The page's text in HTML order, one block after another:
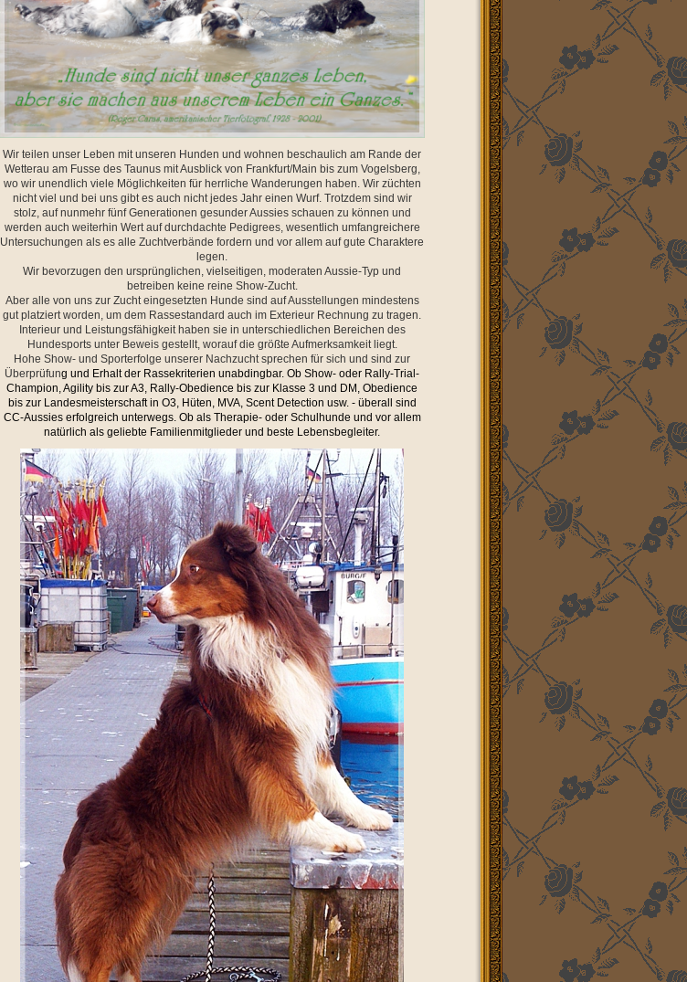
Wir teilen unser Leben mit unseren Hunden und wohnen beschaulich am Rande der
Wetterau am Fusse des Taunus mit Ausblick von Frankfurt/Main bis zum Vogelsberg,
wo wir unendlich viele Möglichkeiten für herrliche Wanderungen haben. Wir züchten
nicht viel und bei uns gibt es auch nicht jedes Jahr einen Wurf. Trotzdem sind wir
stolz, auf nunmehr fünf Generationen gesunder Aussies schauen zu können und
werden auch weiterhin Wert auf durchdachte Pedigrees, wesentlich umfangreichere
Untersuchungen als es alle Zuchtverbände fordern und vor allem auf gute Charaktere
legen.
Wir bevorzugen den ursprünglichen, vielseitigen, moderaten Aussie-Typ und
betreiben keine reine Show-Zucht.
Aber alle von uns zur Zucht eingesetzten Hunde sind auf Ausstellungen mindestens
gut platziert worden, um dem Rassestandard auch im Exterieur Rechnung zu tragen.
Interieur und Leistungsfähigkeit haben sie in unterschiedlichen Bereichen des
Hundesports unter Beweis gestellt, worauf die größte Aufmerksamkeit liegt.
Hohe Show- und Sporterfolge unserer Nachzucht sprechen für sich und sind zur
Überprüfung und Erhalt der Rassekriterien unabdingbar. Ob Show- oder Rally-Trial-
Champion, Agility bis zur A3, Rally-Obedience bis zur Klasse 3 und DM, Obedience
bis zur Landesmeisterschaft in O3, Hüten, MVA, Scent Detection usw. - überall sind
CC-Aussies erfolgreich unterwegs. Ob als Therapie- oder Schulhunde und vor allem
natürlich als geliebte Familienmitglieder und beste Lebensbegleiter.